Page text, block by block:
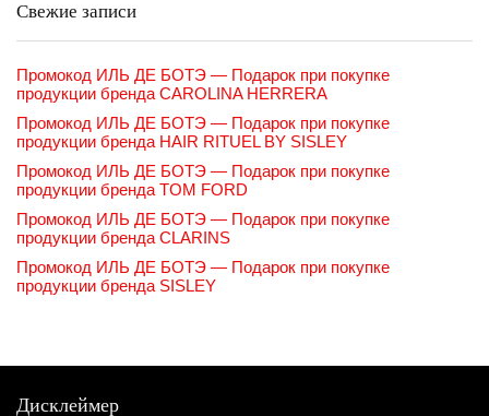
Свежие записи
Промокод ИЛЬ ДЕ БОТЭ — Подарок при покупке
продукции бренда CAROLINA HERRERA
Промокод ИЛЬ ДЕ БОТЭ — Подарок при покупке
продукции бренда HAIR RITUEL BY SISLEY
Промокод ИЛЬ ДЕ БОТЭ — Подарок при покупке
продукции бренда TOM FORD
Промокод ИЛЬ ДЕ БОТЭ — Подарок при покупке
продукции бренда CLARINS
Промокод ИЛЬ ДЕ БОТЭ — Подарок при покупке
продукции бренда SISLEY
Дисклеймер